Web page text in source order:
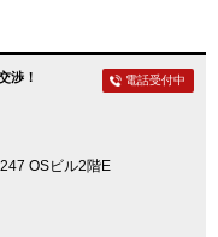
渉！
OSビル2階E
電話受付中